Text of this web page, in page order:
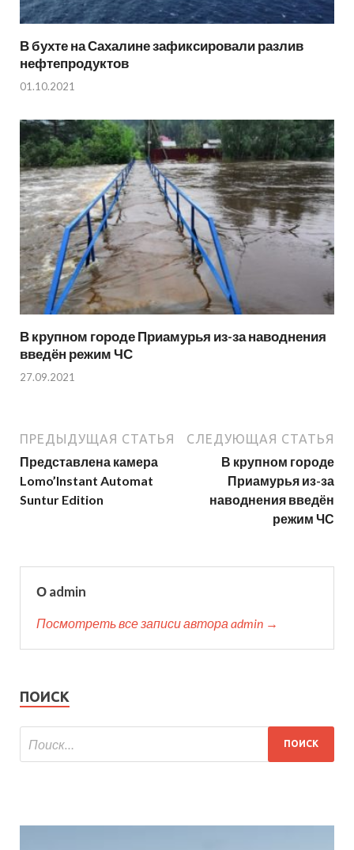
В бухте на Сахалине зафиксировали разлив
нефтепродуктов
01.10.2021
В крупном городе Приамурья из-за наводнения
введён режим ЧС
27.09.2021
ПРЕДЫДУЩАЯ СТАТЬЯ
Представлена камера
Lomo’Instant Automat
Suntur Edition
СЛЕДУЮЩАЯ СТАТЬЯ
В крупном городе
Приамурья из-за
наводнения введён
режим ЧС
О admin
Посмотреть все записи автора admin →
ПОИСК